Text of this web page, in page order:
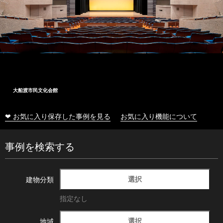
大船渡市民文化会館
❤ お気に入り保存した事例を見る お気に入り機能について
事例を検索する
建物分類 選択
指定なし
地域 選択